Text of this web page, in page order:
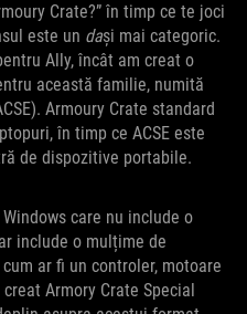
Crate?” în timp ce te joci
este un dași mai categoric.
Ally, încât am creat o
această familie, numită
Armoury Crate standard
în timp ce ACSE este
de dispozitive portabile.
care nu include o
include o mulțime de
ar fi un controler, motoare
Armory Crate Special